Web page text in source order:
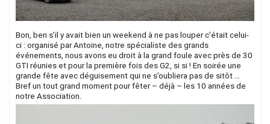
Bon, ben s’il y avait bien un weekend à ne pas louper c’était celui-
ci : organisé par Antoine, notre spécialiste des grands
événements, nous avons eu droit à la grand foule avec près de 30
GTI réunies et pour la première fois des G2, si si ! En soirée une
grande fête avec déguisement qui ne s’oubliera pas de sitôt …
Bref un tout grand moment pour fêter – déjà – les 10 années de
notre Association.